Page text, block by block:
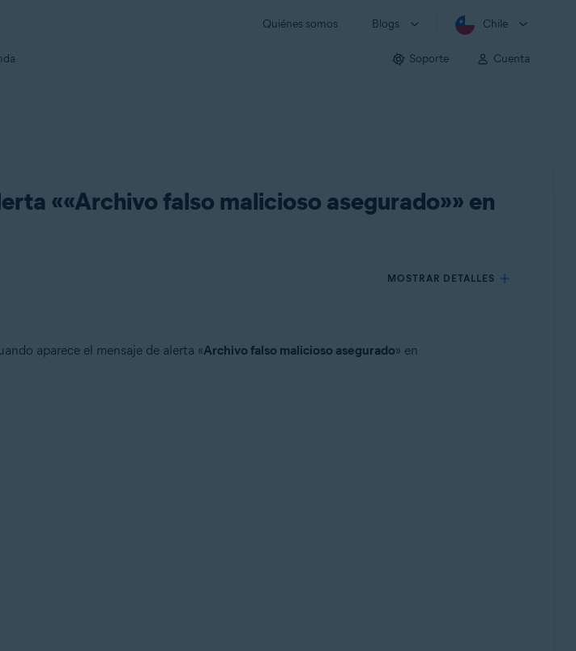
Quiénes somos Blogs Chile
Soporte Cuenta
««Archivo falso malicioso asegurado»» en
MOSTRAR DETALLES
aparece el mensaje de alerta «Archivo falso malicioso asegurado» en